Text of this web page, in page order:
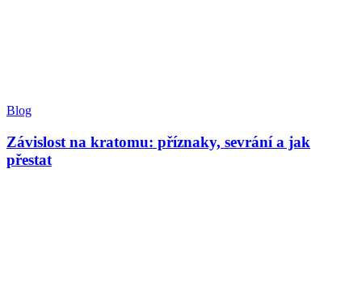
Blog
Závislost na kratomu: příznaky, sevrání a jak
přestat